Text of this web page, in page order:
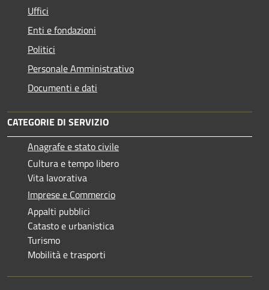
Uffici
Enti e fondazioni
Politici
Personale Amministrativo
Documenti e dati
CATEGORIE DI SERVIZIO
Anagrafe e stato civile
Cultura e tempo libero
Vita lavorativa
Imprese e Commercio
Appalti pubblici
Catasto e urbanistica
Turismo
Mobilità e trasporti